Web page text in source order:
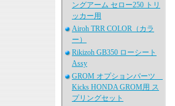
ングアーム セロー250 トリ
ッカー用
Airoh TRR COLOR（カラ
ー）
Rikizoh GB350 ローシート
Assy
GROM オプションパーツ
Kicks HONDA GROM用 ス
プリングセット